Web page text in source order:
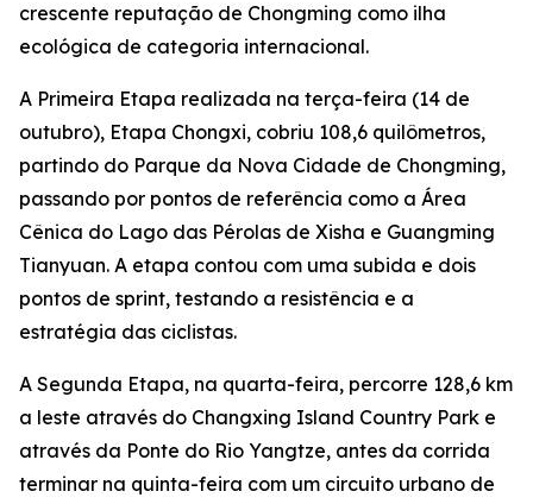
crescente reputação de Chongming como ilha
ecológica de categoria internacional.
A Primeira Etapa realizada na terça-feira (14 de
outubro), Etapa Chongxi, cobriu 108,6 quilômetros,
partindo do Parque da Nova Cidade de Chongming,
passando por pontos de referência como a Área
Cênica do Lago das Pérolas de Xisha e Guangming
Tianyuan. A etapa contou com uma subida e dois
pontos de sprint, testando a resistência e a
estratégia das ciclistas.
A Segunda Etapa, na quarta-feira, percorre 128,6 km
a leste através do Changxing Island Country Park e
através da Ponte do Rio Yangtze, antes da corrida
terminar na quinta-feira com um circuito urbano de